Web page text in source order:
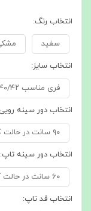
انتخاب رنگ:
سفید
انتخاب سایز:
فری مناسب ۳۶/۳۸/۴۰/۴۲/
انتخاب دور سینه
۹۰ سانت در حالت کشسانی ۱۱۵
انتخاب دور سینه تاپ:
۶۰ سانت در حالت کشسانی ۱۰۰
انتخاب قد تاپ: